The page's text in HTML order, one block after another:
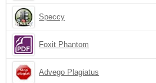
Speccy
Foxit Phantom
Advego Plagiatus